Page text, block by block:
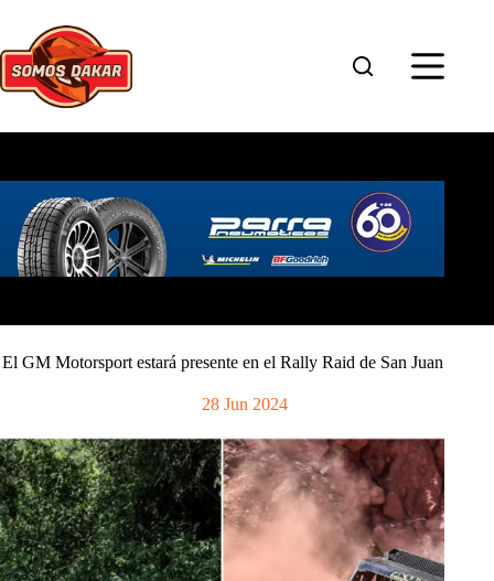
contenido
El GM Motorsport estará presente en el Rally Raid de San Juan
28 Jun 2024